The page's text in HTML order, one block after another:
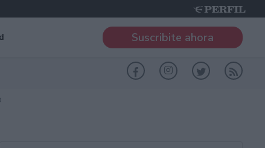
Suscribite ahora